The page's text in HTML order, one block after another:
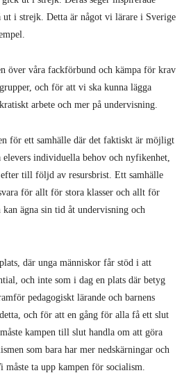
ut i strejk. Detta är något vi lärare i Sverige
över våra fackförbund och kämpa för krav
och för att vi ska kunna lägga
arbete och mer på undervisning.
för ett samhälle där det faktiskt är möjligt
individuella behov och nyfikenhet,
till följd av resursbrist. Ett samhälle
för allt för stora klasser och allt för
kan ägna sin tid åt undervisning och
där unga människor får stöd i att
och inte som i dag en plats där betyg
pedagogiskt lärande och barnens
och för att en gång för alla få ett slut
kampen till slut handla om att göra
som bara har mer nedskärningar och
ta upp kampen för socialism.